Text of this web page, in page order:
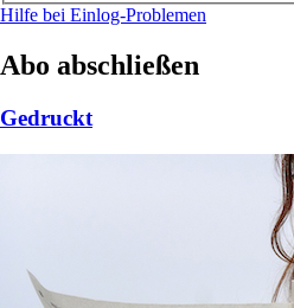
Hilfe bei Einlog-Problemen
Abo abschließen
Gedruckt